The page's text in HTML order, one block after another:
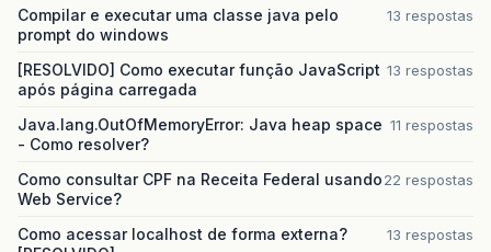
Compilar e executar uma classe java pelo
prompt do windows
13 respostas
[RESOLVIDO] Como executar função JavaScript
após página carregada
13 respostas
Java.lang.OutOfMemoryError: Java heap space
- Como resolver?
11 respostas
Como consultar CPF na Receita Federal usando
Web Service?
22 respostas
Como acessar localhost de forma externa?
13 respostas